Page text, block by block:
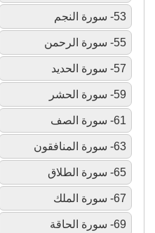
53- سورة النجم
55- سورة الرحمن
57- سورة الحديد
59- سورة الحشر
61- سورة الصف
63- سورة المنافقون
65- سورة الطلاق
67- سورة الملك
69- سورة الحاقة